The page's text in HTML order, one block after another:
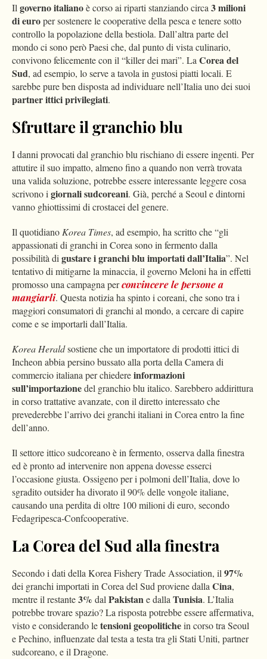
Ilgoverno italianoè corso ai riparti stanziando circa3 milioni
di europer sostenere le cooperative della pesca e tenere sotto
controllo la popolazione della bestiola. Dall’altra parte del
mondo ci sono però Paesi che, dal punto di vista culinario,
convivono felicemente con il “killer dei mari”. LaCorea del
Sud, ad esempio, lo serve a tavola in gustosi piatti locali. E
sarebbe pure ben disposta ad individuare nell’Italia uno dei suoi
partner ittici privilegiati.
Sfruttare il granchio blu
I danni provocati dal granchio blu rischiano di essere ingenti. Per
attutire il suo impatto, almeno fino a quando non verrà trovata
una valida soluzione, potrebbe essere interessante leggere cosa
scrivono igiornali sudcoreani. Già, perché a Seoul e dintorni
vanno ghiottissimi di crostacei del genere.
Il quotidianoKorea Times, ad esempio, ha scritto che “gli
appassionati di granchi in Corea sono in fermento dalla
possibilità digustare i granchi blu importati dall’Italia”. Nel
tentativo di mitigarne la minaccia, il governo Meloni ha in effetti
promosso una campagna perconvincere le persone a
mangiarli. Questa notizia ha spinto i coreani, che sono tra i
maggiori consumatori di granchi al mondo, a cercare di capire
come e se importarli dall’Italia.
Korea Heraldsostiene che un importatore di prodotti ittici di
Incheon abbia persino bussato alla porta della Camera di
commercio italiana per chiedereinformazioni
sull’importazionedel granchio blu italico. Sarebbero addirittura
in corso trattative avanzate, con il diretto interessato che
prevederebbe l’arrivo dei granchi italiani in Corea entro la fine
dell’anno.
Il settore ittico sudcoreano è in fermento, osserva dalla finestra
ed è pronto ad intervenire non appena dovesse esserci
l’occasione giusta. Ossigeno per i polmoni dell’Italia, dove lo
sgradito outsider ha divorato il 90% delle vongole italiane,
causando una perdita di oltre 100 milioni di euro, secondo
Fedagripesca-Confcooperative.
La Corea del Sud alla finestra
Secondo i dati della Korea Fishery Trade Association, il97%
dei granchi importati in Corea del Sud proviene dallaCina,
mentre il restante3% dalPakistane dallaTunisia. L’Italia
potrebbe trovare spazio? La risposta potrebbe essere affermativa,
visto e considerando letensioni geopolitichein corso tra Seoul
e Pechino, influenzate dal testa a testa tra gli Stati Uniti, partner
sudcoreano, e il Dragone.